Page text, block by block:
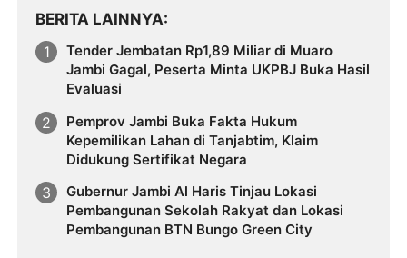
BERITA LAINNYA
Tender Jembatan Rp1,89 Miliar di Muaro
Jambi Gagal, Peserta Minta UKPBJ Buka Hasil
Evaluasi
Pemprov Jambi Buka Fakta Hukum
Kepemilikan Lahan di Tanjabtim, Klaim
Didukung Sertifikat Negara
Gubernur Jambi Al Haris Tinjau Lokasi
Pembangunan Sekolah Rakyat dan Lokasi
Pembangunan BTN Bungo Green City